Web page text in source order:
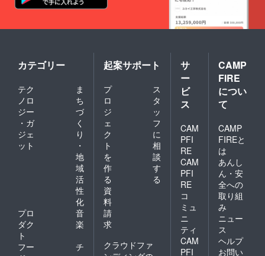
ろ）
開
催場
京都内
交
費 ：
支援者
様負担
（詳
中に、
メール
にてご
連絡い
たしま
す）
カテゴリー
テク
ノロ
ジー
・ガ
ジェ
ット
ま
ち
づ
く
り
・
地
域
活
性
化
プロ
ダク
ト
音
楽
フー
チ
起案サポート
プ
ロ
ジ
ェ
ク
ト
を
作
る
ス
タ
ッ
フ
に
相
談
す
る
資
料
請
求
クラウドファ
サ
ー
ビ
ス
CAM
PFI
RE
CAM
PFI
RE
コ
ミュ
ニ
ティ
CAM
PFI
CAMP
FIRE
につい
て
CAMP
FIREと
は
あんし
ん・安
全への
取り組
み
ニュー
ス
ヘルプ
お問い